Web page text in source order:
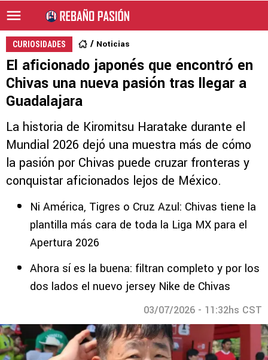
CURIOSIDADES Noticias
El aficionado japonés que encontró en
Chivas una nueva pasión tras llegar a
Guadalajara
La historia de Kiromitsu Haratake durante el
Mundial 2026 dejó una muestra más de cómo
la pasión por Chivas puede cruzar fronteras y
conquistar aficionados lejos de México.
Ni América, Tigres o Cruz Azul: Chivas tiene la
plantilla más cara de toda la Liga MX para el
Apertura 2026
Ahora sí es la buena: filtran completo y por los
dos lados el nuevo jersey Nike de Chivas
03/07/2026 - 11:32hs CST